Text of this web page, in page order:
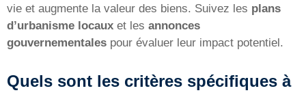
vie et augmente la valeur des biens. Suivez les plans
d’urbanisme locaux et les annonces
gouvernementales pour évaluer leur impact potentiel.
Quels sont les critères spécifiques à